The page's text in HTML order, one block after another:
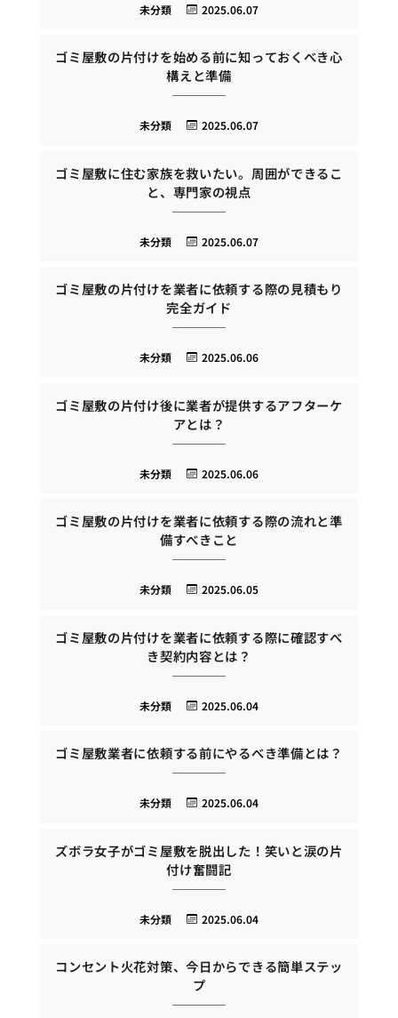
2025.06.07
未分類
ゴミ屋敷の片付けを始める前に知っておくべき心
構えと準備
2025.06.07
未分類
ゴミ屋敷に住む家族を救いたい。周囲ができるこ
と、専門家の視点
2025.06.07
未分類
ゴミ屋敷の片付けを業者に依頼する際の見積もり
完全ガイド
2025.06.06
未分類
ゴミ屋敷の片付け後に業者が提供するアフターケ
アとは？
2025.06.06
未分類
ゴミ屋敷の片付けを業者に依頼する際の流れと準
備すべきこと
2025.06.05
未分類
ゴミ屋敷の片付けを業者に依頼する際に確認すべ
き契約内容とは？
2025.06.04
未分類
ゴミ屋敷業者に依頼する前にやるべき準備とは？
2025.06.04
未分類
ズボラ女子がゴミ屋敷を脱出した！笑いと涙の片
付け奮闘記
2025.06.04
未分類
コンセント火花対策、今日からできる簡単ステッ
プ